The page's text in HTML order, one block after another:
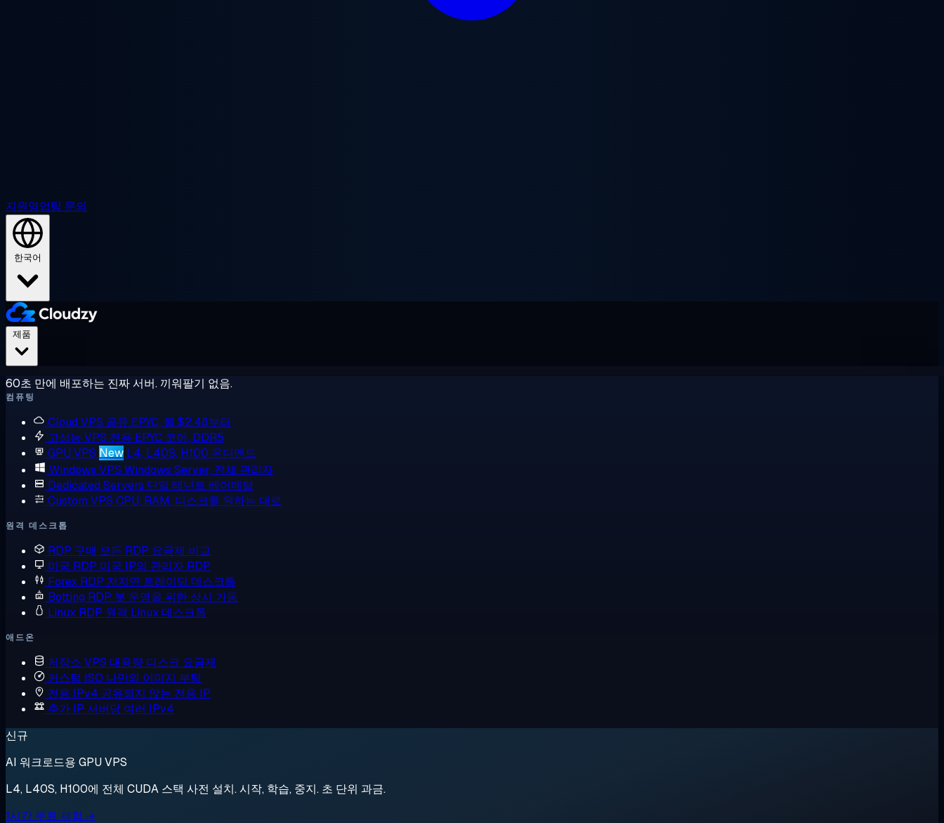
지원영업팀 문의
한국어
60초 만에 배포하는 진짜 서버. 끼워팔기 없음.
컴퓨팅
Cloud VPS 공유 EPYC, 월 $2.48부터
고성능 VPS 전용 EPYC 코어, DDR5
GPU VPS New L4, L40S, H100 온디맨드
Windows VPS Windows Server, 전체 관리자
Dedicated Servers 단일 테넌트 베어메탈
Custom VPS CPU, RAM, 디스크를 원하는 대로
원격 데스크톱
RDP 구매 모든 RDP 요금제 비교
미국 RDP 미국 IP의 관리자 RDP
Forex RDP 저지연 트레이딩 데스크톱
Botting RDP 봇 운영을 위한 상시 가동
Linux RDP 원격 Linux 데스크톱
애드온
저장소 VPS 대용량 디스크 요금제
커스텀 ISO 나만의 이미지 부팅
전용 IPv4 공유되지 않는 전용 IP
추가 IP 서버당 여러 IPv4
신규
AI 워크로드용 GPU VPS
L4, L40S, H100에 전체 CUDA 스택 사전 설치. 시작, 학습, 중지. 초 단위 과금.
1시간 무료 체험 →